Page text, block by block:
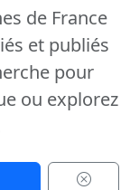
de France
et publiés
pour
ou explorez